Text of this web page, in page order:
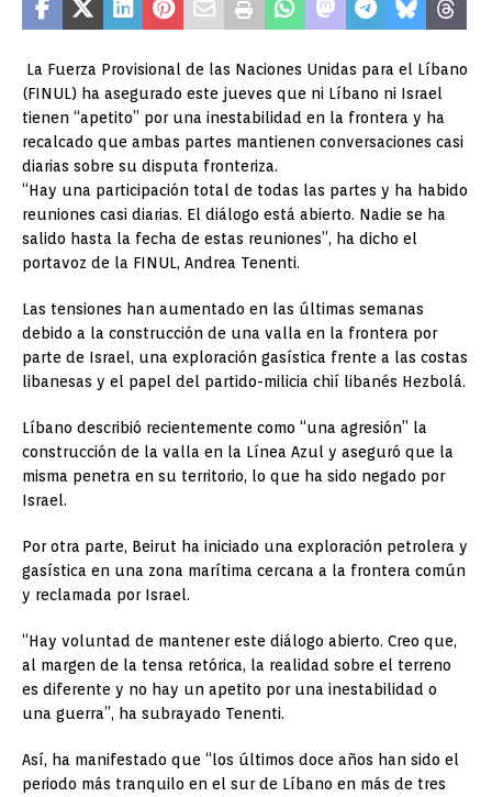
La Fuerza Provisional de las Naciones Unidas para el Líbano
(FINUL) ha asegurado este jueves que ni Líbano ni Israel
tienen “apetito” por una inestabilidad en la frontera y ha
recalcado que ambas partes mantienen conversaciones casi
diarias sobre su disputa fronteriza.
“Hay una participación total de todas las partes y ha habido
reuniones casi diarias. El diálogo está abierto. Nadie se ha
salido hasta la fecha de estas reuniones”, ha dicho el
portavoz de la FINUL, Andrea Tenenti.
Las tensiones han aumentado en las últimas semanas
debido a la construcción de una valla en la frontera por
parte de Israel, una exploración gasística frente a las costas
libanesas y el papel del partido-milicia chií libanés Hezbolá.
Líbano describió recientemente como “una agresión” la
construcción de la valla en la Línea Azul y aseguró que la
misma penetra en su territorio, lo que ha sido negado por
Israel.
Por otra parte, Beirut ha iniciado una exploración petrolera y
gasística en una zona marítima cercana a la frontera común
y reclamada por Israel.
“Hay voluntad de mantener este diálogo abierto. Creo que,
al margen de la tensa retórica, la realidad sobre el terreno
es diferente y no hay un apetito por una inestabilidad o
una guerra”, ha subrayado Tenenti.
Así, ha manifestado que “los últimos doce años han sido el
periodo más tranquilo en el sur de Líbano en más de tres